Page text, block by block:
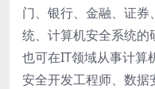
门、银行、金融、证
统、计算机安全系统的
也可在IT领域从事计算
安全开发工程师、数据